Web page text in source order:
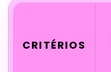
CRITÉRIOS